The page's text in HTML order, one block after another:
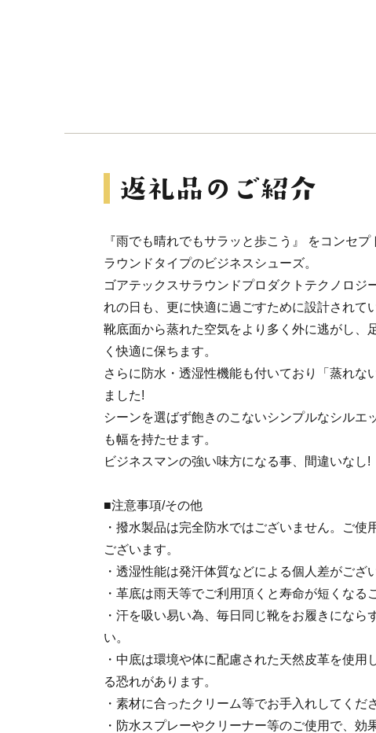
『雨でも晴れでもサラッと歩こう』 をコンセ
ラウンドタイプのビジネスシューズ。
ゴアテックスサラウンドプロダクトテクノロジ
れの日も、更に快適に過ごすために設計されて
靴底面から蒸れた空気をより多く外に逃がし、
く快適に保ちます。
さらに防水・透湿性機能も付いており「蒸れな
ました!
シーンを選ばず飽きのこないシンプルなシルエ
も幅を持たせます。
ビジネスマンの強い味方になる事、間違いなし!
■注意事項/その他
・撥水製品は完全防水ではございません。ご使
ございます。
・透湿性能は発汗体質などによる個人差がござ
・革底は雨天等でご利用頂くと寿命が短くなる
・汗を吸い易い為、毎日同じ靴をお履きになら
い。
・中底は環境や体に配慮された天然皮革を使用
る恐れがあります。
・素材に合ったクリーム等でお手入れしてくだ
・防水スプレーやクリーナー等のご使用で、効